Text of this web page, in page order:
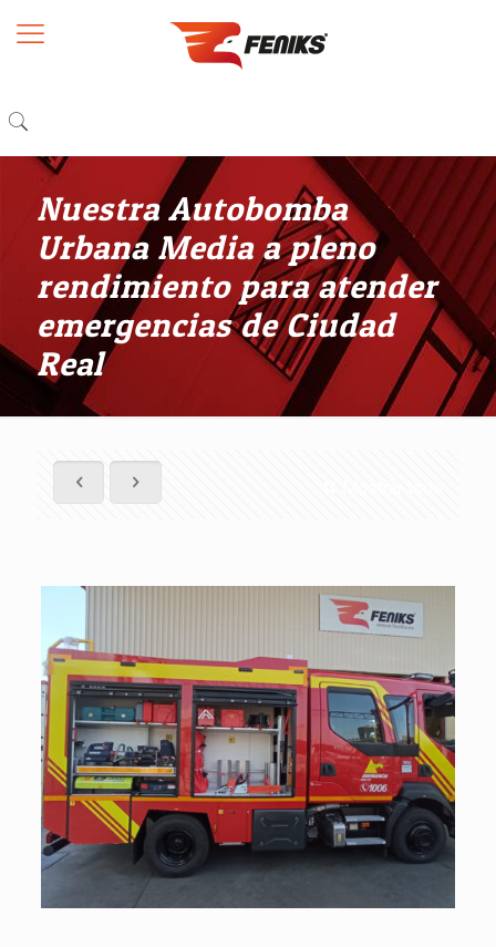
Nuestra Autobomba
Urbana Media a pleno
rendimiento para atender
emergencias de Ciudad
Real